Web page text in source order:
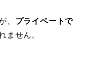
、 プライベートで
ません。